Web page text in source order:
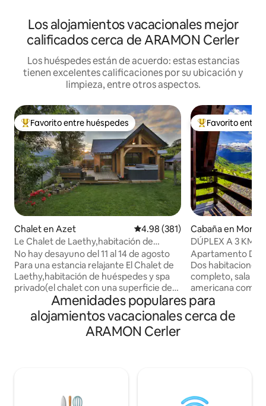
Los alojamientos vacacionales mejor
calificados cerca de ARAMON Cerler
Los huéspedes están de acuerdo: estas estancias
tienen excelentes calificaciones por su ubicación y
limpieza, entre otros aspectos.
De los mejores en Favorito entre huéspedes
Favorito entre huéspedes
Chalet en Azet Calificación promedio: 4.98 de
4.98 (381)
Le Chalet de Laethy,habitación de
huéspedes y spa privado
No hay desayuno del 11 al 14 de agosto
Para una estancia relajante El Chalet de
Laethy,habitación de huéspedes y spa
privado(el chalet con una superficie de
unos 37 m2 es totalmente privado) en un
entorno tranquilo,para una estancia
atípica.Azet,pueblo típico de montaña,
está idealmente situado, entre el Valle
De los mejores
Favorito entre
Cabaña en
DÚPLEX A 3 KM
Apartamento
Dos habitaciones
completo, sala de
americana
Sábanas,
VISTAS
apartamentos en
capacidad para 10
Amenidades populares para
alojamientos vacacionales cerca de
ARAMON Cerler